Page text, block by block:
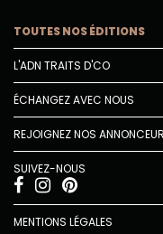
TOUTES NOS ÉDITIONS
L'ADN TRAITS D'CO
ÉCHANGEZ AVEC NOUS
REJOIGNEZ NOS
SUIVEZ-NOUS
MENTIONS LÉGALES